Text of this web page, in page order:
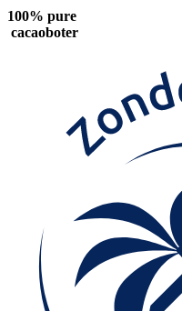
100% pure
cacaoboter